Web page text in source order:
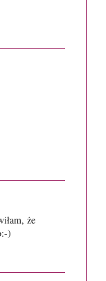
że
)